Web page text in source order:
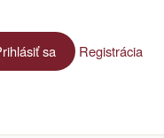
sa Registrácia